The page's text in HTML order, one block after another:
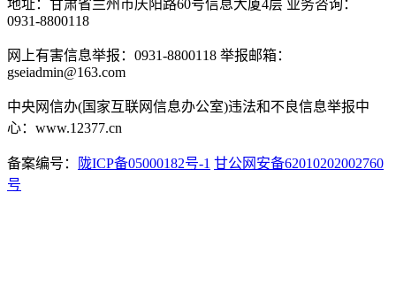
地址：甘肃省兰州市庆阳路60号信息大厦4层 业务咨询：
0931-8800118
网上有害信息举报：0931-8800118 举报邮箱：
gseiadmin@163.com
中央网信办(国家互联网信息办公室)违法和不良信息举报中
心：www.12377.cn
备案编号： 陇ICP备05000182号-1 甘公网安备62010202002760
号